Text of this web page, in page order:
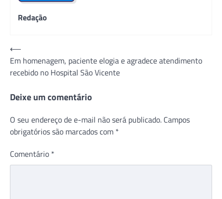
Redação
Navegação
de
Post
⟵
Em homenagem, paciente elogia e agradece atendimento
recebido no Hospital São Vicente
Deixe um comentário
O seu endereço de e-mail não será publicado. Campos
obrigatórios são marcados com *
Comentário *